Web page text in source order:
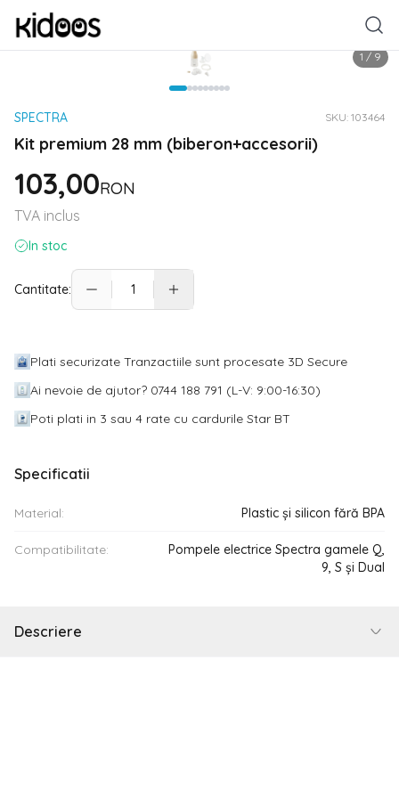
1 / 9
SPECTRA SKU: 103464
Kit premium 28 mm (biberon+accesorii)
103,00RON
TVA inclus
In stoc
Cantitate:
Plati securizate Tranzactiile sunt procesate 3D Secure
Ai nevoie de ajutor? 0744 188 791 (L-V: 9:00-16:30)
Poti plati in 3 sau 4 rate cu cardurile Star BT
Specificatii
Material: Plastic și silicon fără BPA
Compatibilitate:
Pompele electrice Spectra gamele Q,
9, S și Dual
Descriere